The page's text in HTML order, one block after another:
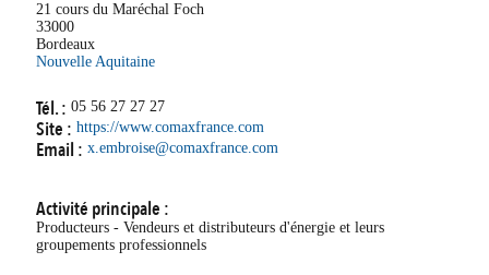
21 cours du Maréchal Foch
33000
Bordeaux
Nouvelle Aquitaine
Tél. : 05 56 27 27 27
Site : https://www.comaxfrance.com
Email : x.embroise@comaxfrance.com
Activité principale :
Producteurs - Vendeurs et distributeurs d'énergie et leurs
groupements professionnels